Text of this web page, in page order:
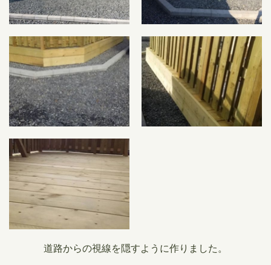
道路からの視線を隠すように作りました。